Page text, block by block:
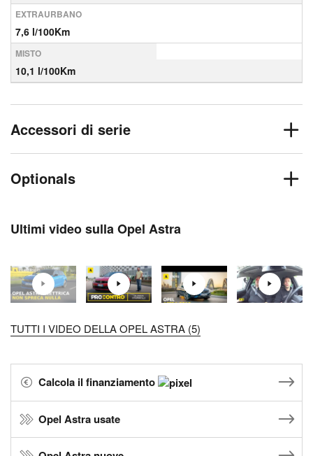
EXTRAURBANO
7,6 l/100Km
MISTO
10,1 l/100Km
Accessori di serie
Optionals
Ultimi video sulla Opel Astra
TUTTI I VIDEO DELLA OPEL ASTRA (5)
Calcola il finanziamento
Opel Astra usate